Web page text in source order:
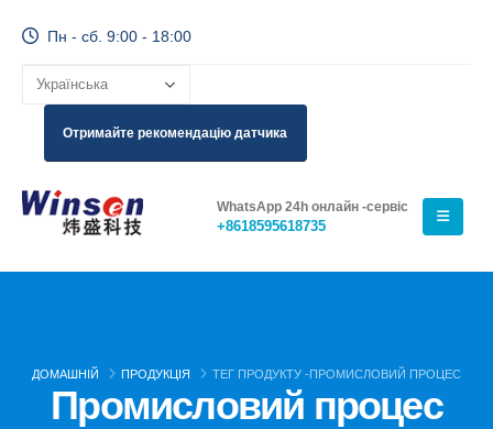
Пн - сб. 9:00 - 18:00
Отримайте рекомендацію датчика
WhatsApp 24h онлайн -сервіс
+8618595618735
ДОМАШНІЙ ПРОДУКЦІЯ ТЕГ ПРОДУКТУ -ПРОМИСЛОВИЙ ПРОЦЕС
Промисловий процес